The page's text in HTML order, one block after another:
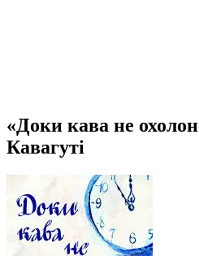
«Доки кава не
Кавагуті